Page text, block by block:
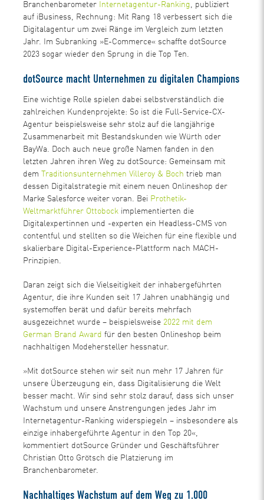
Branchenbarometer
Internetagentur-Ranking, publiziert
auf iBusiness, Rechnung: Mit Rang 18 verbessert sich die
Digitalagentur um zwei Ränge im Vergleich zum letzten
Jahr. Im Subranking »E-Commerce« schaffte dotSource
2023 sogar wieder den Sprung in die Top Ten.
dotSource macht Unternehmen zu digitalen Champions
Eine wichtige Rolle spielen dabei selbstverständlich die
zahlreichen Kundenprojekte: So ist die Full-Service-CX-
Agentur beispielsweise sehr stolz auf die langjährige
Zusammenarbeit mit Bestandskunden wie Würth oder
BayWa. Doch auch neue große Namen fanden in den
letzten Jahren ihren Weg zu dotSource: Gemeinsam mit
dem
Traditionsunternehmen Villeroy & Boch trieb man
dessen Digitalstrategie mit einem neuen Onlineshop der
Marke Salesforce weiter voran. Bei Prothetik-
Weltmarktführer Ottobock implementierten die
Digitalexpertinnen und -experten ein Headless-CMS von
contentful und stellten so die Weichen für eine flexible und
skalierbare Digital-Experience-Plattform nach MACH-
Prinzipien.
Daran zeigt sich die Vielseitigkeit der inhabergeführten
Agentur, die ihre Kunden seit 17 Jahren unabhängig und
systemoffen berät und dafür bereits mehrfach
ausgezeichnet wurde – beispielsweise 2022 mit dem
German Brand Award für den besten Onlineshop beim
nachhaltigen Modehersteller hessnatur.
»Mit dotSource stehen wir seit nun mehr 17 Jahren für
unsere Überzeugung ein, dass Digitalisierung die Welt
besser macht. Wir sind sehr stolz darauf, dass sich unser
Wachstum und unsere Anstrengungen jedes Jahr im
Internetagentur-Ranking widerspiegeln – insbesondere als
einzige inhabergeführte Agentur in den Top 20«,
kommentiert dotSource Gründer und Geschäftsführer
Christian Otto Grötsch die Platzierung im
Branchenbarometer.
Nachhaltiges Wachstum auf dem Weg zu 1.000